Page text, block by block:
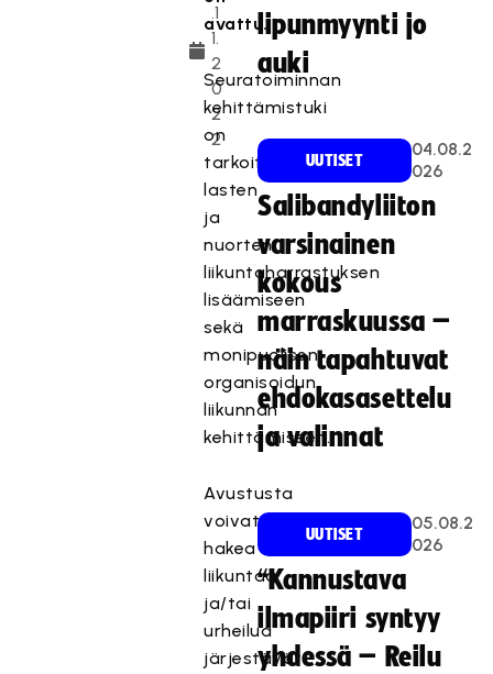
.1
1.
2
0
2
2
avattu.
Seuratoiminnan
kehittämistuki
on
tarkoitettu
lasten
ja
nuorten
liikuntaharrastuksen
lisäämiseen
sekä
monipuolisen
organisoidun
liikunnan
kehittämiseen.
Avustusta
voivat
hakea
liikuntaa
ja/tai
urheilua
järjestävät
lipunmyynti jo
auki
UUTISET
04.08.2
026
Salibandyliiton
varsinainen
kokous
marraskuussa –
näin tapahtuvat
ehdokasasettelu
ja valinnat
UUTISET
05.08.2
026
“Kannustava
ilmapiiri syntyy
yhdessä – Reilu